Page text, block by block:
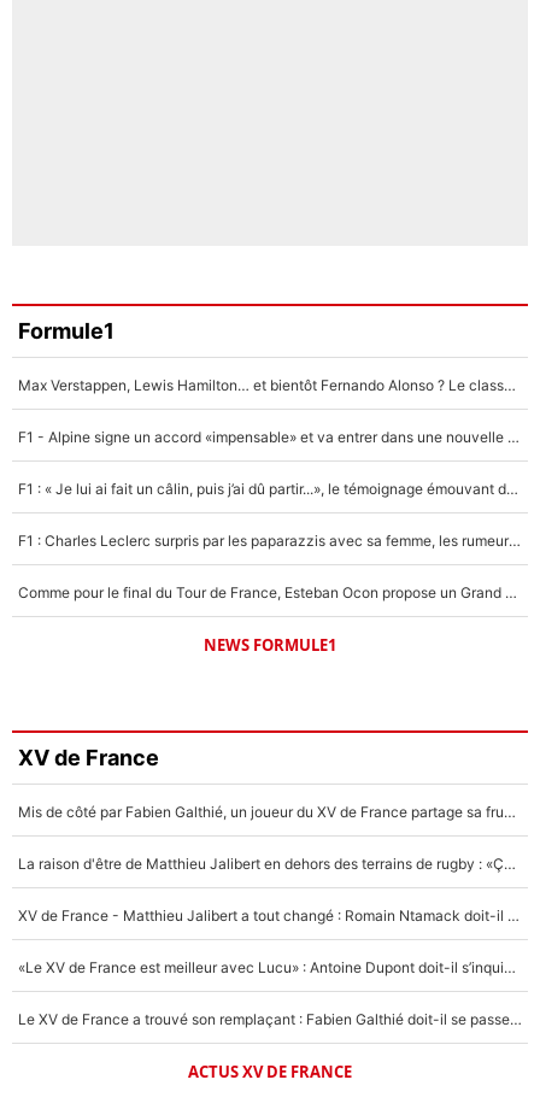
Formule1
Max Verstappen, Lewis Hamilton… et bientôt Fernando Alonso ? Le classement des pilotes les mieux payés en Formule 1 risque de changer !
F1 - Alpine signe un accord «impensable» et va entrer dans une nouvelle dimension : Grande nouvelle pour Pierre Gasly !
F1 : « Je lui ai fait un câlin, puis j’ai dû partir...», le témoignage émouvant de Max Verstappen sur sa fille
F1 : Charles Leclerc surpris par les paparazzis avec sa femme, les rumeurs étaient vraies !
Comme pour le final du Tour de France, Esteban Ocon propose un Grand Prix de Formule 1 à Paris : «Autour de l’Arc de Triomphe, ce serait génial» !
NEWS FORMULE1
XV de France
Mis de côté par Fabien Galthié, un joueur du XV de France partage sa frustration : «ils ne me l’ont pas dit tout de suite»
La raison d'être de Matthieu Jalibert en dehors des terrains de rugby : «Ça m'atteint autant que si tu touches à un membre de ma famille»
XV de France - Matthieu Jalibert a tout changé : Romain Ntamack doit-il s’inquiéter pour sa place à un an de la Coupe du monde ?
«Le XV de France est meilleur avec Lucu» : Antoine Dupont doit-il s’inquiéter pour sa place ?
Le XV de France a trouvé son remplaçant : Fabien Galthié doit-il se passer d'Antoine Dupont ?
ACTUS XV DE FRANCE